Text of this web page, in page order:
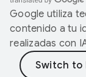
Google utiliza
contenido a tu
realizadas con